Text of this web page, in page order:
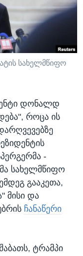
სახელმწიფო
დონალდ
როცა ის
-
სახელმწიფო
გააკეთა,
მისი და
ჩანაწერი
ტრამპი